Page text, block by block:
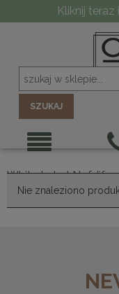
Kliknij
SZUKAJ
White Label Nofdifra
Nie znaleziono